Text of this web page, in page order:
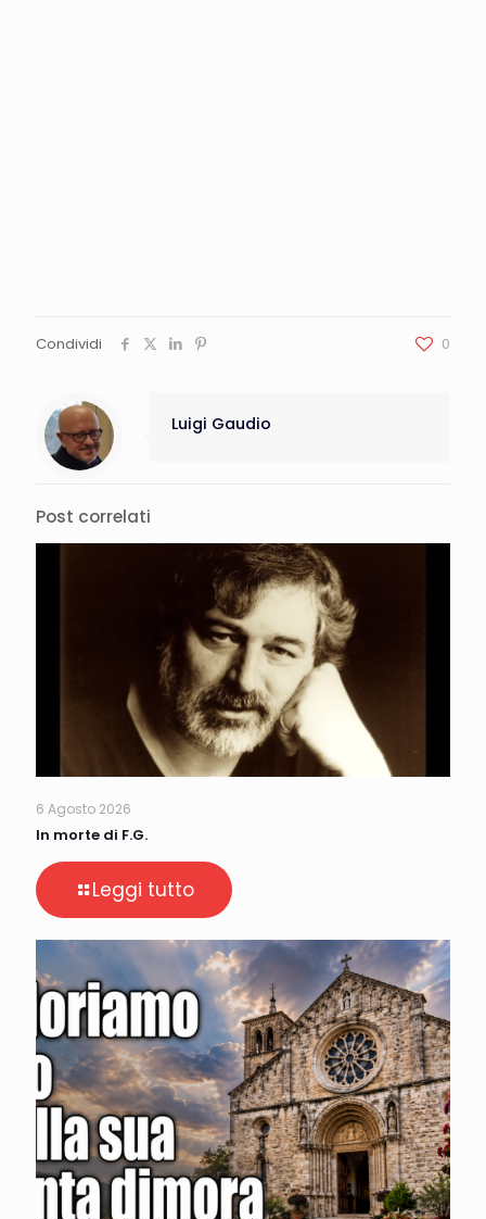
Condividi 0
Luigi Gaudio
Post correlati
6 Agosto 2026
In morte di F.G.
Leggi tutto